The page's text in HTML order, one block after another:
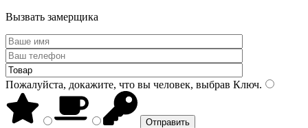
Вызвать замерщика
Пожалуйста, докажите, что вы человек, выбрав Ключ.